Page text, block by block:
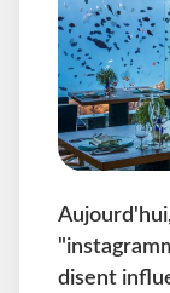
disent